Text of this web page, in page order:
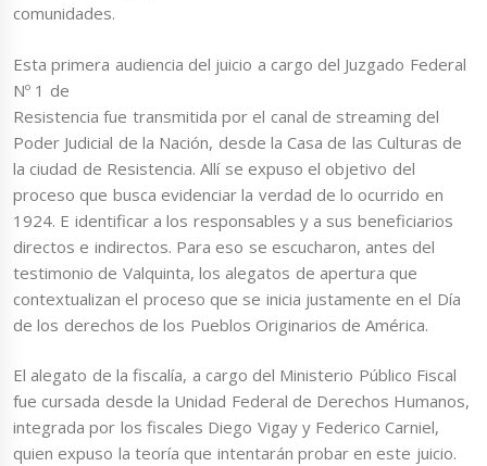
comunidades.
Esta primera audiencia del juicio a cargo del Juzgado Federal
Nº 1 de
Resistencia fue transmitida por el canal de streaming del
Poder Judicial de la Nación, desde la Casa de las Culturas de
la ciudad de Resistencia. Allí se expuso el objetivo del
proceso que busca evidenciar la verdad de lo ocurrido en
1924. E identificar a los responsables y a sus beneficiarios
directos e indirectos. Para eso se escucharon, antes del
testimonio de Valquinta, los alegatos de apertura que
contextualizan el proceso que se inicia justamente en el Día
de los derechos de los Pueblos Originarios de América.
El alegato de la fiscalía, a cargo del Ministerio Público Fiscal
fue cursada desde la Unidad Federal de Derechos Humanos,
integrada por los fiscales Diego Vigay y Federico Carniel,
quien expuso la teoría que intentarán probar en este juicio.